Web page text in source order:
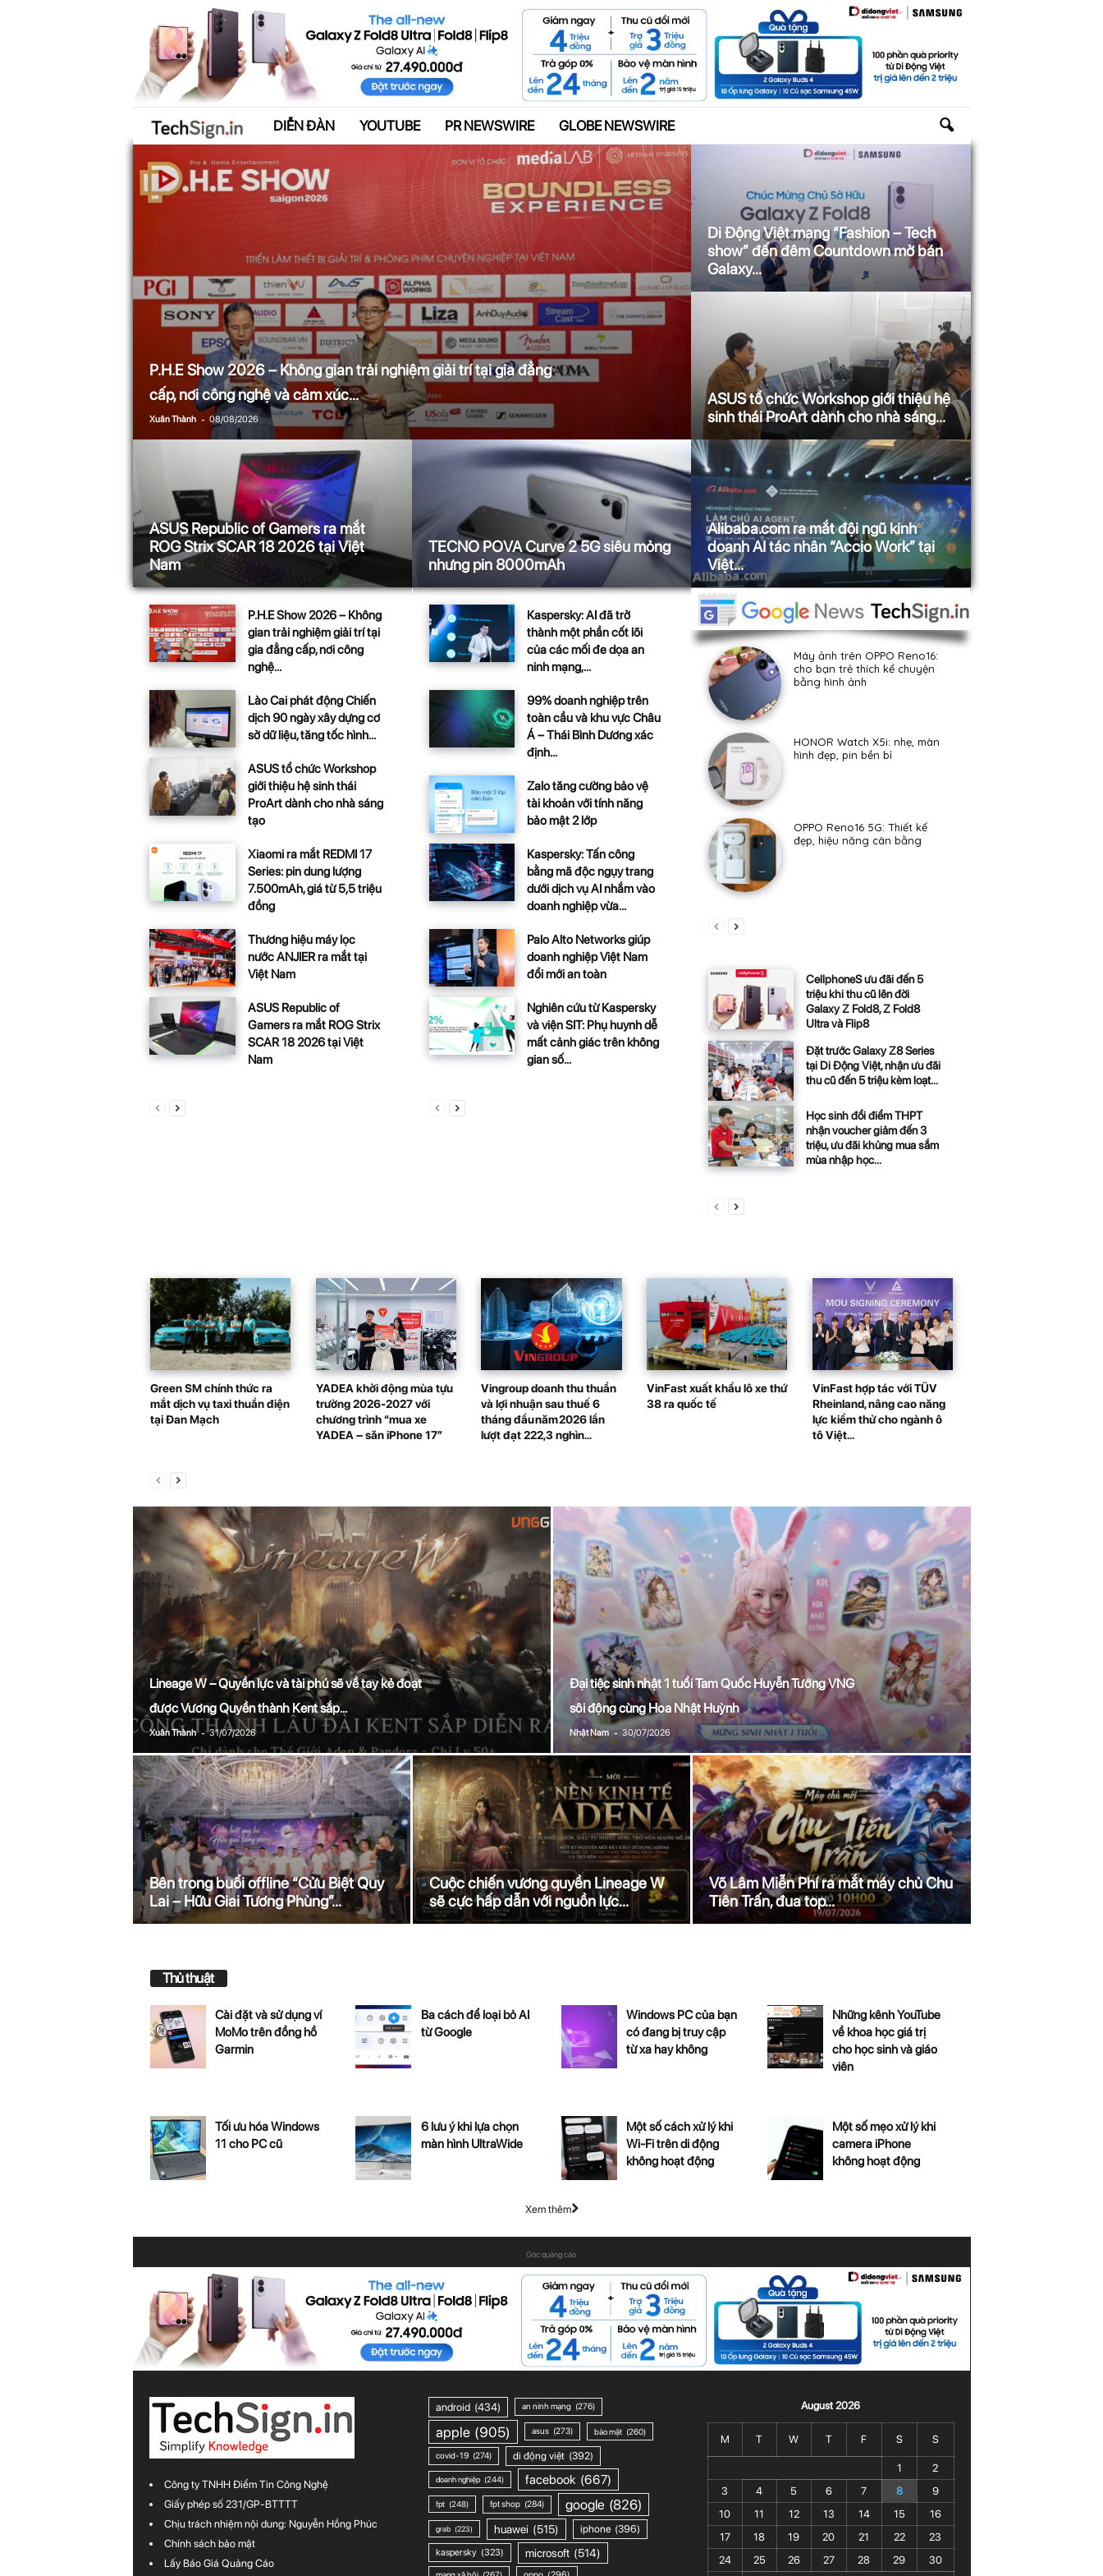
Quảng cáo
e
c
i
g
n
i
n
.
c
m
DIỄN ĐÀN YOUTUBE PR NEWSWIRE GLOBE NEWSWIRE
P.H.E Show 2026 – Không gian trải nghiệm giải trí tại gia đẳng
cấp, nơi công nghệ và cảm xúc...
Xuân Thành - 08/08/2026
Di Động Việt mang “Fashion – Tech
show” đến đêm Countdown mở bán
Galaxy...
ASUS tổ chức Workshop giới thiệu hệ
sinh thái ProArt dành cho nhà sáng...
ASUS Republic of Gamers ra mắt
ROG Strix SCAR 18 2026 tại Việt
Nam
TECNO POVA Curve 2 5G siêu mỏng
nhưng pin 8000mAh
Alibaba.com ra mắt đội ngũ kinh
doanh AI tác nhân “Accio Work” tại
Việt...
P.H.E Show 2026 – Không
gian trải nghiệm giải trí tại
gia đẳng cấp, nơi công
nghệ...
Lào Cai phát động Chiến
dịch 90 ngày xây dựng cơ
sở dữ liệu, tăng tốc hình...
ASUS tổ chức Workshop
giới thiệu hệ sinh thái
ProArt dành cho nhà sáng
tạo
Xiaomi ra mắt REDMI 17
Series: pin dung lượng
7.500mAh, giá từ 5,5 triệu
đồng
Thương hiệu máy lọc
nước ANJIER ra mắt tại
Việt Nam
ASUS Republic of
Gamers ra mắt ROG Strix
SCAR 18 2026 tại Việt
Nam
Kaspersky: AI đã trở
thành một phần cốt lõi
của các mối đe dọa an
ninh mạng,...
99% doanh nghiệp trên
toàn cầu và khu vực Châu
Á – Thái Bình Dương xác
định...
Zalo tăng cường bảo vệ
tài khoản với tính năng
bảo mật 2 lớp
Kaspersky: Tấn công
bằng mã độc ngụy trang
dưới dịch vụ AI nhắm vào
doanh nghiệp vừa...
Palo Alto Networks giúp
doanh nghiệp Việt Nam
đổi mới an toàn
Nghiên cứu từ Kaspersky
và viện SIT: Phụ huynh dễ
mất cảnh giác trên không
gian số...
Máy ảnh trên OPPO Reno16:
cho bạn trẻ thích kể chuyện
bằng hình ảnh
HONOR Watch X5i: nhẹ, màn
hình đẹp, pin bền bỉ
OPPO Reno16 5G: Thiết kế
đẹp, hiệu năng cân bằng
CellphoneS ưu đãi đến 5
triệu khi thu cũ lên đời
Galaxy Z Fold8, Z Fold8
Ultra và Flip8
Đặt trước Galaxy Z8 Series
tại Di Động Việt, nhận ưu đãi
thu cũ đến 5 triệu kèm loạt...
Học sinh đổi điểm THPT
nhận voucher giảm đến 3
triệu, ưu đãi khủng mua sắm
mùa nhập học...
Green SM chính thức ra
mắt dịch vụ taxi thuần điện
tại Đan Mạch
YADEA khởi động mùa tựu
trường 2026-2027 với
chương trình “mua xe
YADEA – săn iPhone 17”
Vingroup doanh thu thuần
và lợi nhuận sau thuế 6
tháng đầu năm 2026 lần
lượt đạt 222,3 nghìn...
VinFast xuất khẩu lô xe thứ
38 ra quốc tế
VinFast hợp tác với TÜV
Rheinland, nâng cao năng
lực kiểm thử cho ngành ô
tô Việt...
Lineage W – Quyền lực và tài phú sẽ về tay kẻ đoạt
được Vương Quyền thành Kent sắp...
Xuân Thành - 31/07/2026
Đại tiệc sinh nhật 1 tuổi Tam Quốc Huyễn Tướng VNG
sôi động cùng Hoa Nhật Huỳnh
Nhật Nam - 30/07/2026
Bên trong buổi offline “Cửu Biệt Quy
Lai – Hữu Giai Tương Phùng”...
Cuộc chiến vương quyền Lineage W
sẽ cực hấp dẫn với nguồn lực...
Võ Lâm Miễn Phí ra mắt máy chủ Chu
Tiên Trấn, đua top...
Thủ thuật
Cài đặt và sử dụng ví
MoMo trên đồng hồ
Garmin
Ba cách để loại bỏ AI
từ Google
Windows PC của bạn
có đang bị truy cập
từ xa hay không
Những kênh YouTube
về khoa học giá trị
cho học sinh và giáo
viên
Tối ưu hóa Windows
11 cho PC cũ
6 lưu ý khi lựa chọn
màn hình UltraWide
Một số cách xử lý khi
Wi-Fi trên di động
không hoạt động
Một số mẹo xử lý khi
camera iPhone
không hoạt động
Xem thêm
Góc quảng cáo
Công ty TNHH Điểm Tin Công Nghệ
Giấy phép số 231/GP-BTTTT
Chịu trách nhiệm nội dung: Nguyễn Hồng Phúc
Chính sách bảo mật
Lấy Báo Giá Quảng Cáo
android (434) an ninh mạng (276)
apple (905) asus (273) bảo mật (260)
covid-19 (274) di động việt (392)
doanh nghiệp (244) facebook (667)
fpt (248) fpt shop (284) google (826)
grab (223) huawei (515) iphone (396)
kaspersky (323) microsoft (514)
August 2026
M T W T F S S
1
2
3
4 5 6 7 8
9
10
11 12 13 14 15
16
17
18 19 20 21 22
23
24
25 26 27 28 29 30